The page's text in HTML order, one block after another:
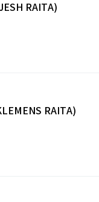
RAITA)
RAITA)